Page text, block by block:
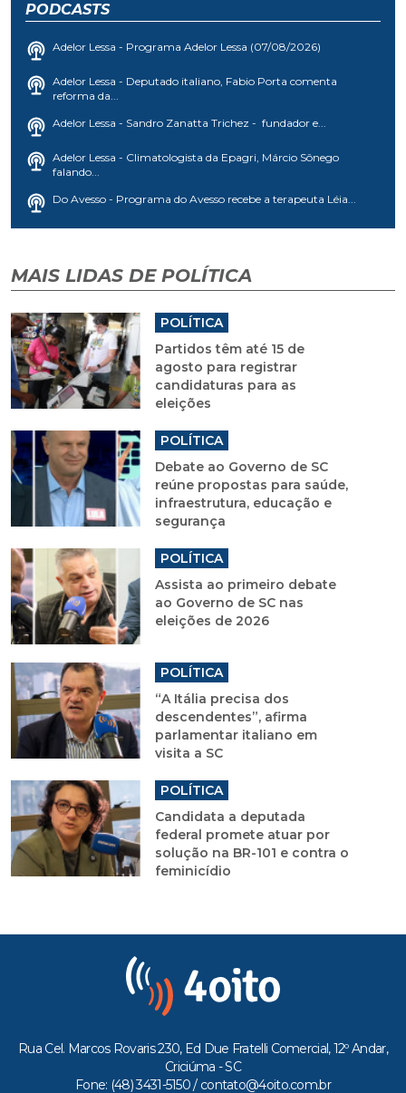
PODCASTS
Adelor Lessa - Programa Adelor Lessa (07/08/2026)
Adelor Lessa - Deputado italiano, Fabio Porta comenta
reforma da...
Adelor Lessa - Sandro Zanatta Trichez - fundador e...
Adelor Lessa - Climatologista da Epagri, Márcio Sônego
falando...
Do Avesso - Programa do Avesso recebe a terapeuta Léia...
MAIS LIDAS DE POLÍTICA
POLÍTICA
Partidos têm até 15 de
agosto para registrar
candidaturas para as
eleições
POLÍTICA
Debate ao Governo de SC
reúne propostas para saúde,
infraestrutura, educação e
segurança
POLÍTICA
Assista ao primeiro debate
ao Governo de SC nas
eleições de 2026
POLÍTICA
“A Itália precisa dos
descendentes”, afirma
parlamentar italiano em
visita a SC
POLÍTICA
Candidata a deputada
federal promete atuar por
solução na BR-101 e contra o
feminicídio
Rua Cel. Marcos Rovaris 230, Ed Due Fratelli Comercial, 12º Andar,
Criciúma - SC
Fone: (48) 3431-5150 / contato@4oito.com.br